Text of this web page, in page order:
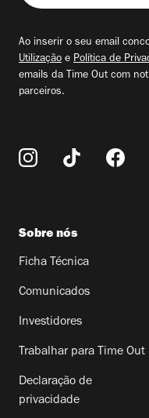
seu
Ao inserir o seu email
Utilização e Política de
emails da Time Out com
parceiros.
Sobre nós
Ficha Técnica
Comunicados
Investidores
Trabalhar para Time Out
Declaração de
privacidade